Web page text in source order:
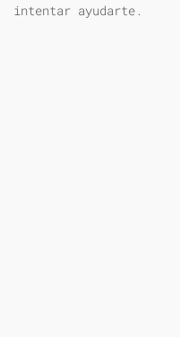
intentar ayudarte.